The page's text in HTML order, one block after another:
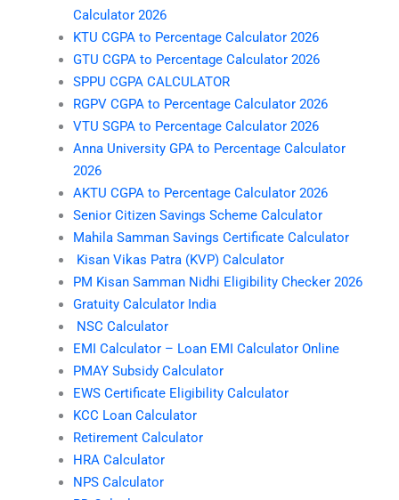
Calculator 2026
KTU CGPA to Percentage Calculator 2026
GTU CGPA to Percentage Calculator 2026
SPPU CGPA CALCULATOR
RGPV CGPA to Percentage Calculator 2026
VTU SGPA to Percentage Calculator 2026
Anna University GPA to Percentage Calculator
2026
AKTU CGPA to Percentage Calculator 2026
Senior Citizen Savings Scheme Calculator
Mahila Samman Savings Certificate Calculator
Kisan Vikas Patra (KVP) Calculator
PM Kisan Samman Nidhi Eligibility Checker 2026
Gratuity Calculator India
NSC Calculator
EMI Calculator – Loan EMI Calculator Online
PMAY Subsidy Calculator
EWS Certificate Eligibility Calculator
KCC Loan Calculator
Retirement Calculator
HRA Calculator
NPS Calculator